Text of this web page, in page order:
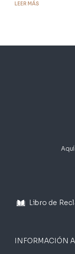
LEER MÁS
Libro de
INFORMACIÓN